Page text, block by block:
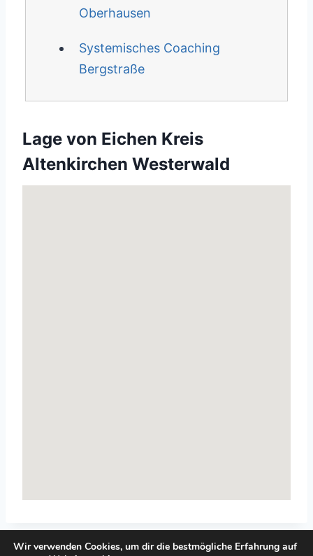
Oberhausen
Systemisches Coaching
Bergstraße
Lage von Eichen Kreis
Altenkirchen Westerwald
Wir verwenden Cookies, um dir die bestmögliche Erfahrung auf